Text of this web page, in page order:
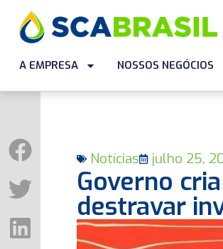
A EMPRESA NOSSOS NEGÓCIOS
Notícias julho 25,
Governo
destravar